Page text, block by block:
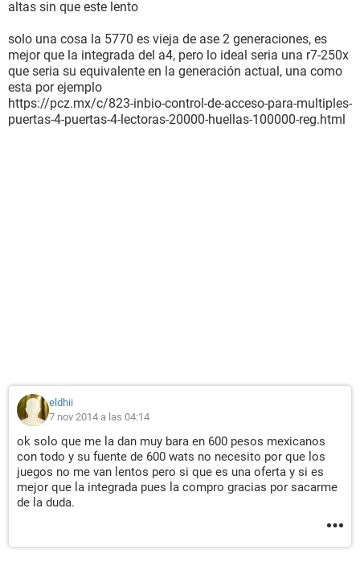
altas sin que este lento
solo una cosa la 5770 es vieja de ase 2 generaciones, es
mejor que la integrada del a4, pero lo ideal seria una r7-250x
que seria su equivalente en la generación actual, una como
esta por ejemplo
https://pcz.mx/c/823-inbio-control-de-acceso-para-multiples-
puertas-4-puertas-4-lectoras-20000-huellas-100000-reg.html
eldhii
7 nov 2014 a las 04:14
ok solo que me la dan muy bara en 600 pesos mexicanos
con todo y su fuente de 600 wats no necesito por que los
juegos no me van lentos pero si que es una oferta y si es
mejor que la integrada pues la compro gracias por sacarme
de la duda.